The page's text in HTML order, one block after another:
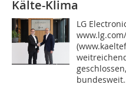
Kälte-Klima
LG